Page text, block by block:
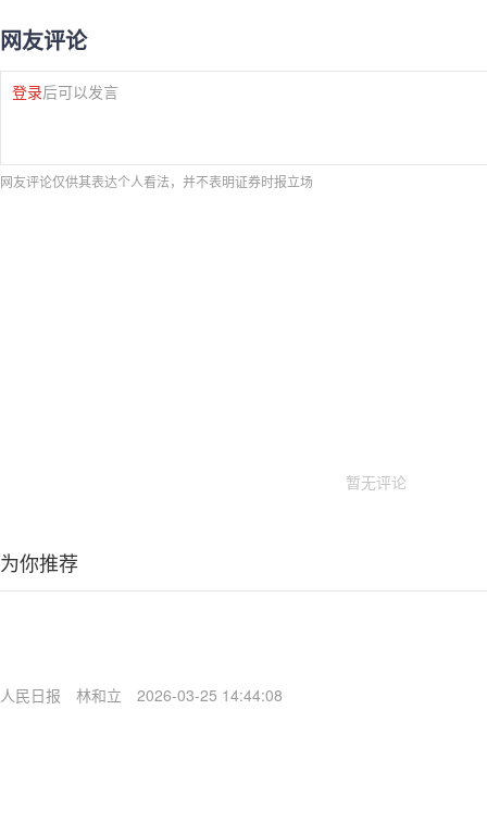
网友评论
登录后可以发言
网友评论仅供其表达个人看法，并不表明证券时报立场
暂无评论
为你推荐
人民日报 林和立 2026-03-25 14:44:08